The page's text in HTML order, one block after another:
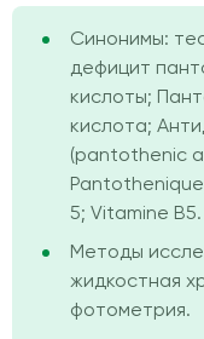
Синонимы:
дефицит
кислоты;
кислота;
(pantothenic
5; Vitamine B5.
Методы
жидкостная
фотометрия.